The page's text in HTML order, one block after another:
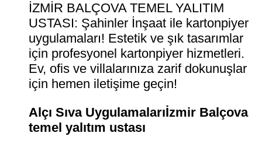
İZMİR BALÇOVA TEMEL YALITIM
USTASI: Şahinler İnşaat ile kartonpiyer
uygulamaları! Estetik ve şık tasarımlar
için profesyonel kartonpiyer hizmetleri.
Ev, ofis ve villalarınıza zarif dokunuşlar
için hemen iletişime geçin!
Alçı Sıva Uygulamalarıİzmir Balçova
temel yalıtım ustası